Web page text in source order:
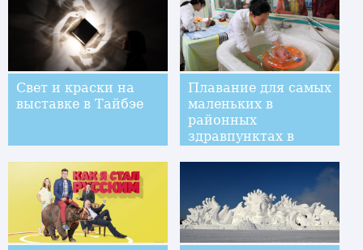
Свет и краски на
выставке в Тайбэе
Плавание для самых
маленьких в
районных
здравпунктах в